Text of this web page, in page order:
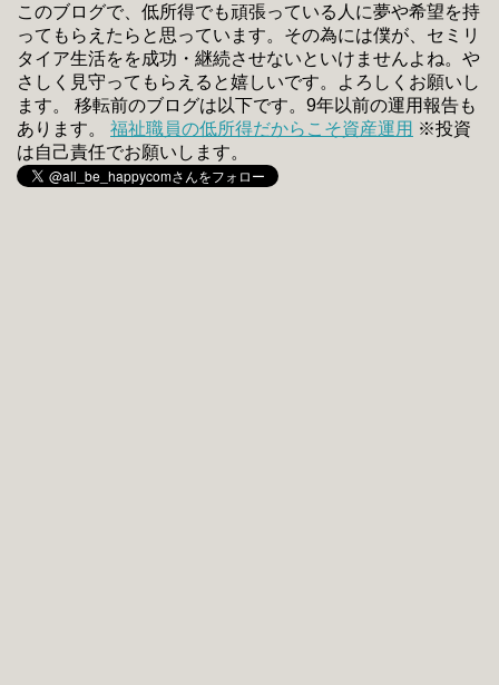
このブログで、低所得でも頑張っている人に夢や希望を持
ってもらえたらと思っています。その為には僕が、セミリ
タイア生活をを成功・継続させないといけませんよね。や
さしく見守ってもらえると嬉しいです。よろしくお願いし
ます。 移転前のブログは以下です。9年以前の運用報告も
あります。 福祉職員の低所得だからこそ資産運用 ※投資
は自己責任でお願いします。